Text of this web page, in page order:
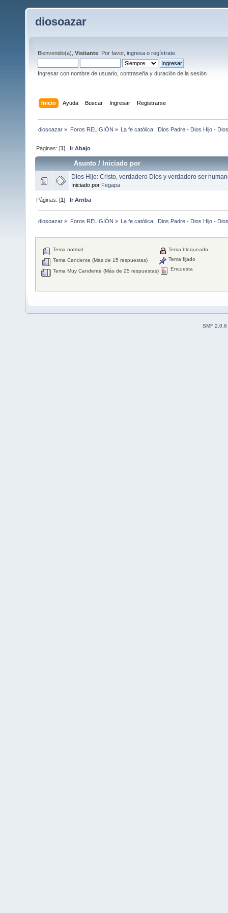
diosoazar
Bienvenido(a), Visitante . Por favor, ingresa o regístrate
Ingresar con nombre de usuario, contraseña y duración de la sesión
Inicio Ayuda Buscar Ingresar Registrarse
diosoazar » Foros RELIGIÓN » La fe católica:  Dios Padre - Dios Hijo -
Páginas: [1]Ir Abajo
Asunto /Iniciado por
Dios Hijo: Cristo, verdadero Dios y verdadero ser
Iniciado por Fegapa
Páginas: [1]Ir Arriba
diosoazar » Foros RELIGIÓN » La fe católica:  Dios Padre - Dios Hijo -
Tema normal
Tema Candente (Más de 15 respuestas)
Tema Muy Candente (Más de 25 respuestas)
Tema bloqueado
Tema fijado
Encuesta
SMF 2.0.6